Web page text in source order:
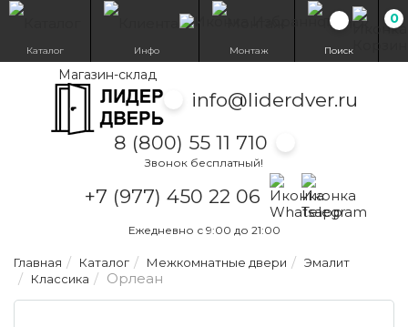
Магазин-склад
info@liderdver.ru
8 (800) 55 11 710
Звонок бесплатный!
+7 (977) 450 22 06
Написать на
Написать на
Ежедневно с 9:00 до 21:00
0
Каталог Инфо Монтаж Поиск
Главная Каталог Межкомнатные двери
Эмалит
Классика
Орлеан